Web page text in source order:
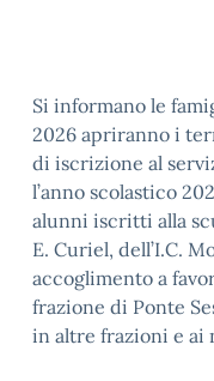
Si informano le
2026 apriranno i
di iscrizione al
l’anno scolastico
alunni iscritti alla
E. Curiel, dell’I.C.
accoglimento a
frazione di Ponte
in altre frazioni e ai